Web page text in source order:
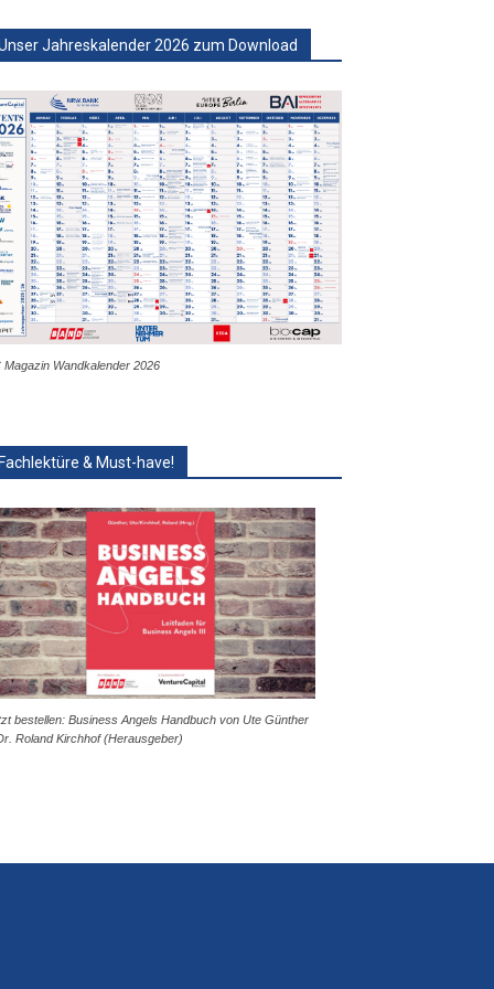
Jahreskalender 2026 zum Download
Magazin Wandkalender 2026
& Must-have!
bestellen: Business Angels Handbuch von Ute Günther
Roland Kirchhof (Herausgeber)